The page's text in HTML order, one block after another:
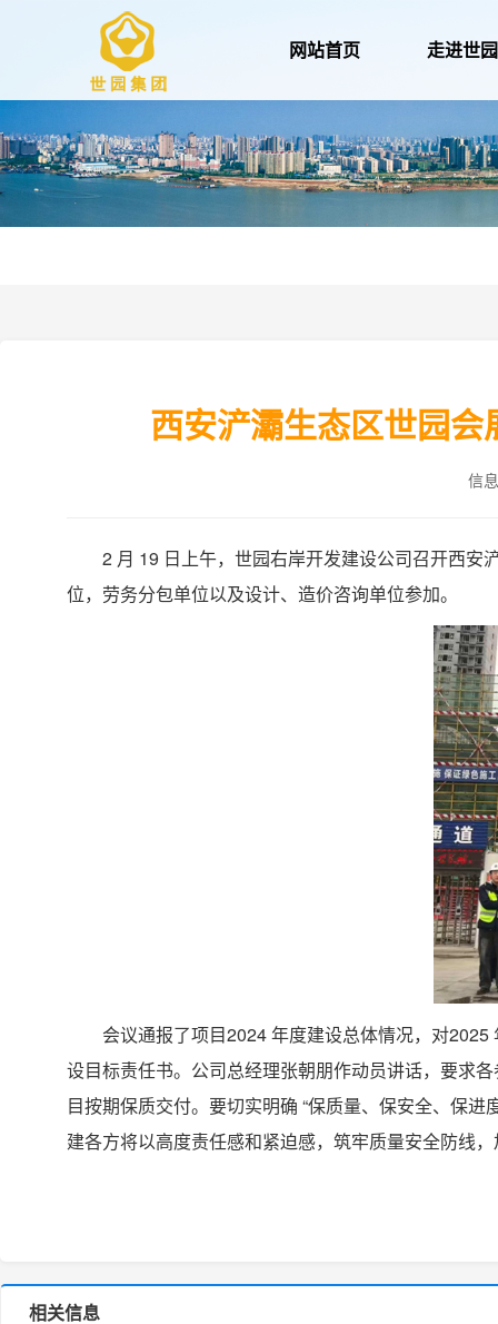
网站首页 走进世园
西安浐灞生态区世园
信
2 月 19 日上午，世园右岸开发建设公司召开西安
位，劳务分包单位以及设计、造价咨询单位参加。
会议通报了项目2024 年度建设总体情况，对
设目标责任书。公司总经理张朝朋作动员讲话，要求
目按期保质交付。要切实明确 “保质量、保安全、保
建各方将以高度责任感和紧迫感，筑牢质量安全防线
相关信息